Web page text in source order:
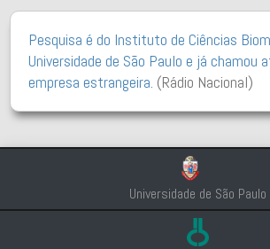
Pesquisa é do Instituto de Ciências
Universidade de São Paulo e já chamou
empresa estrangeira. (Rádio Nacional)
Universidade de São Paulo